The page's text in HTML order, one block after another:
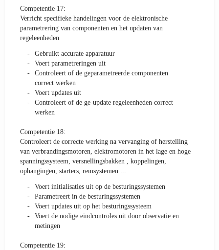
Competentie 17:
Verricht specifieke handelingen voor de elektronische
parametrering van componenten en het updaten van
regeleenheden
Gebruikt accurate apparatuur
Voert parametreringen uit
Controleert of de geparametreerde componenten
correct werken
Voert updates uit
Controleert of de ge-update regeleenheden correct
werken
Competentie 18:
Controleert de correcte werking na vervanging of herstelling
van verbrandingsmotoren, elektromotoren in het lage en hoge
spanningssysteem, versnellingsbakken , koppelingen,
ophangingen, starters, remsystemen ...
Voert initialisaties uit op de besturingssystemen
Parametreert in de besturingssystemen
Voert updates uit op het besturingssysteem
Voert de nodige eindcontroles uit door observatie en
metingen
Competentie 19: